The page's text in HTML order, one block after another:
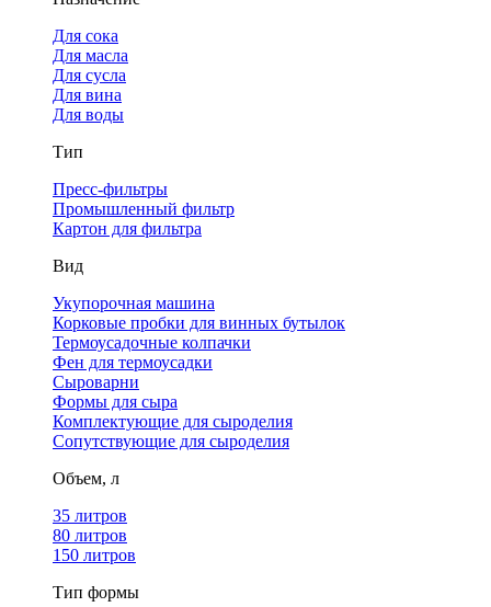
Для сока
Для масла
Для сусла
Для вина
Для воды
Тип
Пресс-фильтры
Промышленный фильтр
Картон для фильтра
Вид
Укупорочная машина
Корковые пробки для винных бутылок
Термоусадочные колпачки
Фен для термоусадки
Сыроварни
Формы для сыра
Комплектующие для сыроделия
Сопутствующие для сыроделия
Объем, л
35 литров
80 литров
150 литров
Тип формы